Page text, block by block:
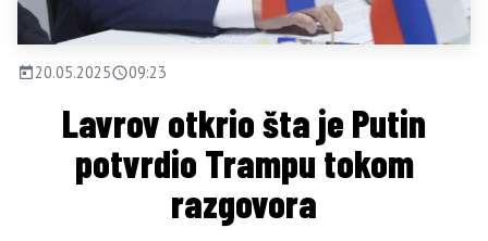
20.05.2025 09:23
Lavrov otkrio šta je Putin
potvrdio Trampu tokom
razgovora